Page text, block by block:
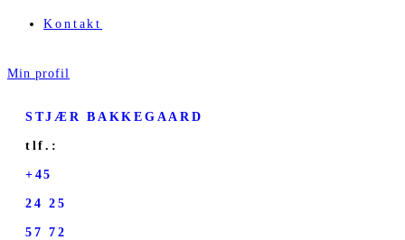
Kontakt
Min profil
STJÆR BAKKEGAARD
tlf.:
+45
24 25
57 72